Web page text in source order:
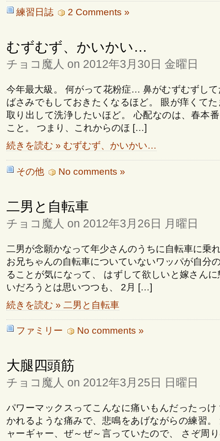
練習日誌 2 Comments »
むずむず、かいかい…
チョコ魔人 on 2012年3月30日 金曜日
今年最大級。 何がって花粉症… 鼻がむずむずし
ばさみでもしておきたくなるほど。 眼が痒くて
取り出して洗浄したいほど。 心配なのは、春本
こと。 つまり、これからのほ […]
続きを読む » むずむず、かいかい…
その他 No comments »
二男と自転車
チョコ魔人 on 2012年3月26日 月曜日
二男が念願かなって年少さんのうちに自転車に乗
お兄ちゃんの自転車についていないワッパが自分
ることが気になって、 はずして欲しいと嫁さん
いだろうとは思いつつも、 2月 […]
続きを読む » 二男と自転車
ファミリー No comments »
大腿四頭筋
チョコ魔人 on 2012年3月25日 日曜日
パワーマックスってこんなに痛いもんだったっ
かれるような痛みで、悲鳴をあげながらの練習
ャーギャー、ぜ～ぜ～言っていたので、 さぞ周